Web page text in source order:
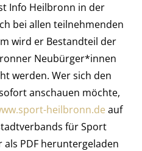
Info Heilbronn in der
bei allen teilnehmenden
wird er Bestandteil der
Neubürger*innen
werden. Wer sich den
anschauen möchte,
heilbronn.de auf
für Sport
PDF heruntergeladen